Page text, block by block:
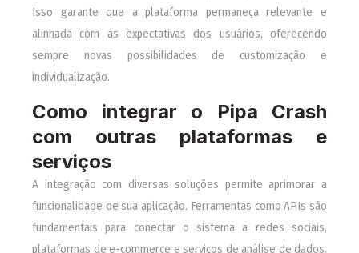
Isso garante que a plataforma permaneça relevante e
alinhada com as expectativas dos usuários, oferecendo
sempre novas possibilidades de customização e
individualização.
Como integrar o Pipa Crash
com outras plataformas e
serviços
A integração com diversas soluções permite aprimorar a
funcionalidade de sua aplicação. Ferramentas como APIs são
fundamentais para conectar o sistema a redes sociais,
plataformas de e-commerce e serviços de análise de dados.